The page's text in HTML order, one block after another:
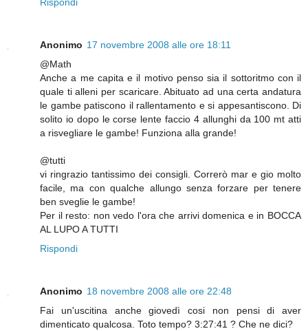
Anonimo 17 novembre 2008 alle ore 18:11
@Math
Anche a me capita e il motivo penso sia il sottoritmo con il
quale ti alleni per scaricare. Abituato ad una certa andatura
le gambe patiscono il rallentamento e si appesantiscono. Di
solito io dopo le corse lente faccio 4 allunghi da 100 mt atti
a risvegliare le gambe! Funziona alla grande!
@tutti
vi ringrazio tantissimo dei consigli. Correrò mar e gio molto
facile, ma con qualche allungo senza forzare per tenere
ben sveglie le gambe!
Per il resto: non vedo l'ora che arrivi domenica e in BOCCA
AL LUPO A TUTTI
Rispondi
Anonimo 18 novembre 2008 alle ore 22:48
Fai un'uscitina anche giovedì cosi non pensi di aver
dimenticato qualcosa. Toto tempo? 3:27:41 ? Che ne dici?